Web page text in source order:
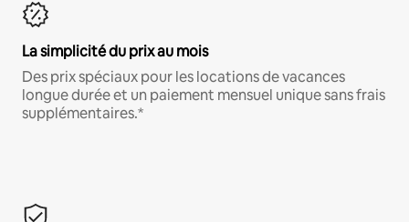
La simplicité du prix au mois
Des prix spéciaux pour les locations de vacances
longue durée et un paiement mensuel unique sans frais
supplémentaires.*